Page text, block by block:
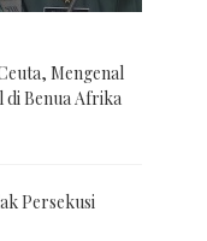
Mengenal
di Benua Afrika
Persekusi